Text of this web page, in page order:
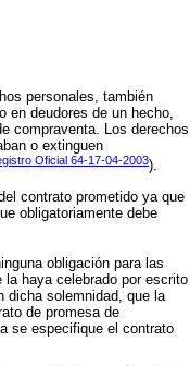
personales, también
en deudores de un hecho,
compraventa. Los derechos
o extinguen
Oficial 64-17-04-2003).
contrato prometido ya que
obligatoriamente debe
obligación para las
haya celebrado por escrito
dicha solemnidad, que la
de promesa de
se especifique el contrato